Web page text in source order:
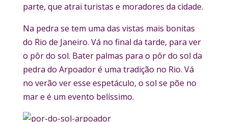
parte, que atrai turistas e moradores da cidade.
Na pedra se tem uma das vistas mais bonitas
do Rio de Janeiro. Vá no final da tarde, para ver
o pôr do sol. Bater palmas para o pôr do sol da
pedra do Arpoador é uma tradição no Rio. Vá
no verão ver esse espetáculo, o sol se põe no
mar e é um evento belíssimo.